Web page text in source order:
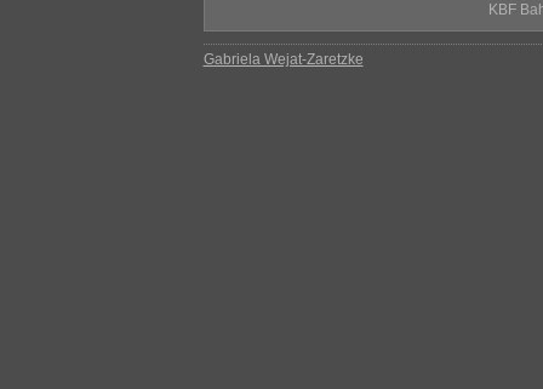
KBF
Gabriela Wejat-Zaretzke